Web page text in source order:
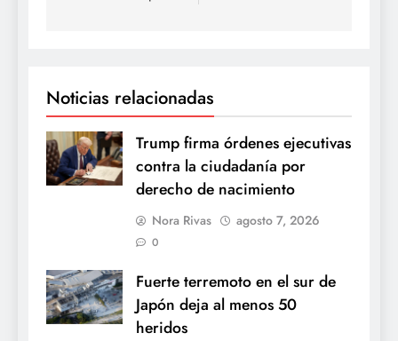
Noticias relacionadas
Trump firma órdenes ejecutivas
contra la ciudadanía por
derecho de nacimiento
Nora Rivas agosto 7, 2026
0
Fuerte terremoto en el sur de
Japón deja al menos 50
heridos